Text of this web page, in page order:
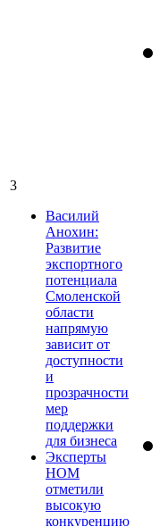
3
Василий
Анохин:
Развитие
экспортного
потенциала
Смоленской
области
напрямую
зависит от
доступности
и
прозрачности
мер
поддержки
для бизнеса
Эксперты
НОМ
отметили
высокую
конкуренцию